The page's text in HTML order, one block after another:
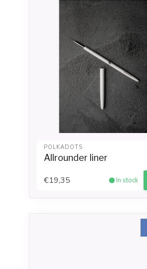
POLKADOTS
Allrounder liner
€19,35 In stock